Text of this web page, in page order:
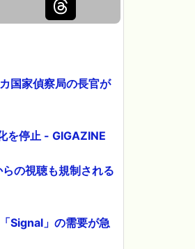
国家偵察局の長官が
を停止 - GIGAZINE
の視聴も規制される
Signal」の需要が急